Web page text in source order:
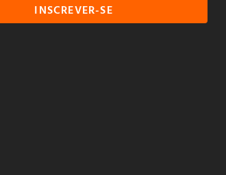
INSCREVER-SE